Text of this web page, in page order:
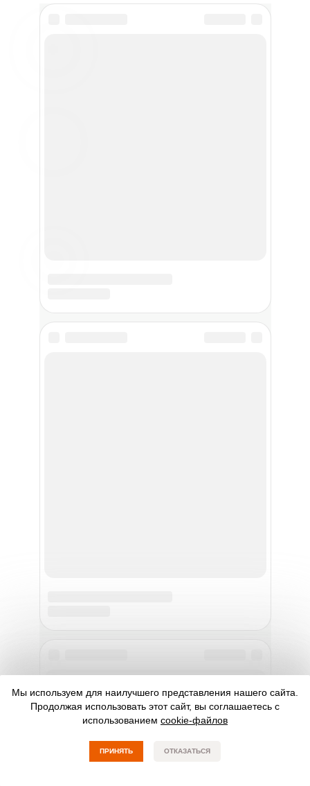
Правила сайта
Мы используем для наилучшего представления нашего сайта.
Продолжая использовать этот сайт, вы соглашаетесь с
использованием cookie-файлов
ПРИНЯТЬ ОТКАЗАТЬСЯ